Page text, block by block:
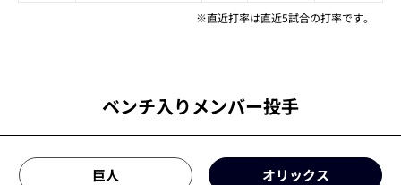
※直近打率は直近5試合の打率です。
ベンチ入りメンバー投手
巨人 オリックス